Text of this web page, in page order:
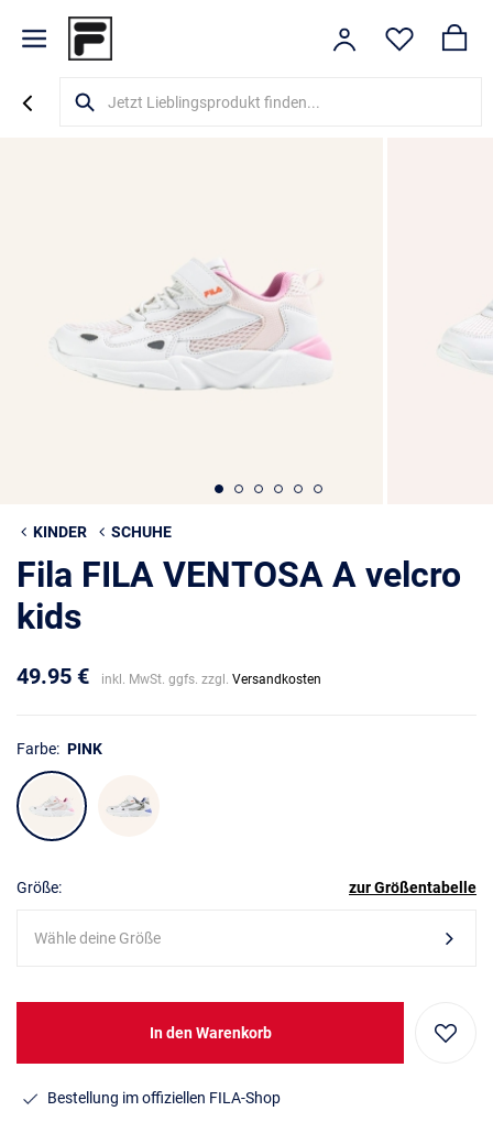
KINDER SCHUHE
Fila FILA VENTOSA A velcro
kids
49.95 € inkl. MwSt. ggfs. zzgl. Versandkosten
Farbe: PINK
Größe: zur Größentabelle
Wähle deine Größe
In den Warenkorb
Bestellung im offiziellen FILA-Shop